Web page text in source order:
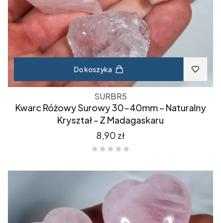
Do koszyka
SURBR5
Kwarc Różowy Surowy 30-40mm – Naturalny
Kryształ - Z Madagaskaru
Cena
8,90 zł